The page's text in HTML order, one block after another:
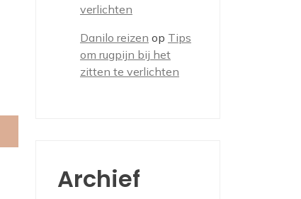
verlichten
Danilo reizen op Tips
om rugpijn bij het
zitten te verlichten
Archief